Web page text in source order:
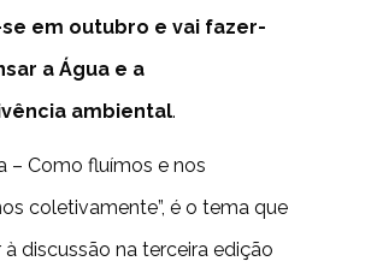
em outubro e vai fazer-
a Água e a
ambiental.
– Como fluímos e nos
coletivamente”, é o tema que
à discussão na terceira edição